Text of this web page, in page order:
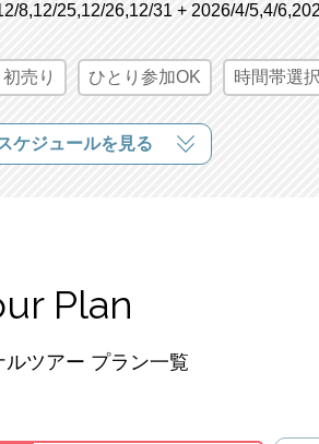
8,12/25,12/26,12/31 + 2026/4/5,4/
初売り ひとり参加OK 時間帯選択
ケジュールを見る
Plan
ルツアー プラン一覧